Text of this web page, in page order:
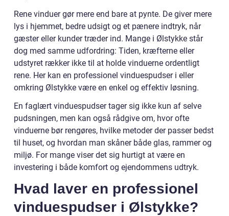
Rene vinduer gør mere end bare at pynte. De giver mere
lys i hjemmet, bedre udsigt og et pænere indtryk, når
gæster eller kunder træder ind. Mange i Ølstykke står
dog med samme udfordring: Tiden, kræfterne eller
udstyret rækker ikke til at holde vinduerne ordentligt
rene. Her kan en professionel vinduespudser i eller
omkring Ølstykke være en enkel og effektiv løsning.
En faglært vinduespudser tager sig ikke kun af selve
pudsningen, men kan også rådgive om, hvor ofte
vinduerne bør rengøres, hvilke metoder der passer bedst
til huset, og hvordan man skåner både glas, rammer og
miljø. For mange viser det sig hurtigt at være en
investering i både komfort og ejendommens udtryk.
Hvad laver en professionel
vinduespudser i Ølstykke?